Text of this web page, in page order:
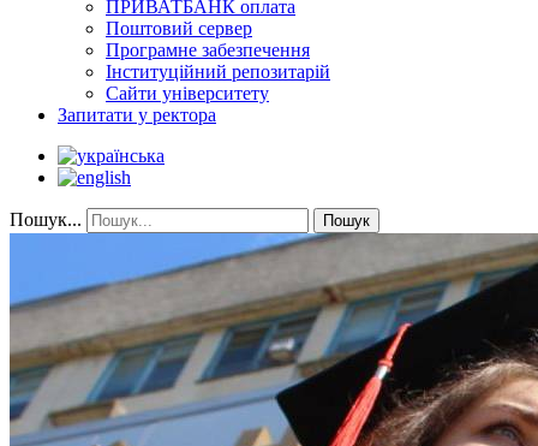
ПРИВАТБАНК оплата
Поштовий сервер
Програмне забезпечення
Інституційний репозитарій
Сайти університету
Запитати у ректора
Пошук... Пошук